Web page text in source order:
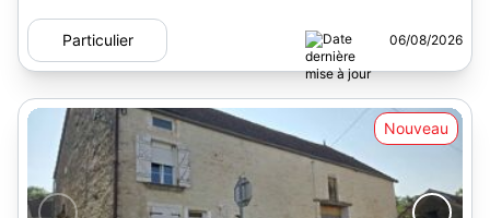
Particulier 06/08/2026
Nouveau